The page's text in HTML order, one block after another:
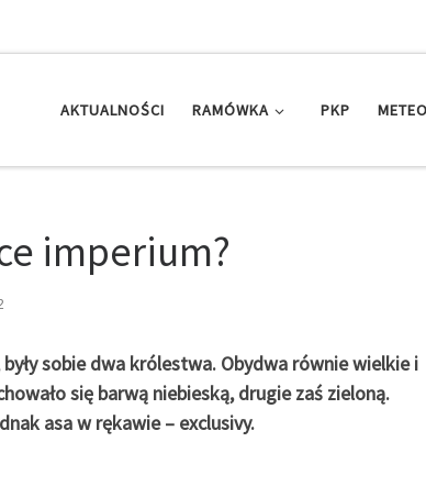
AKTUALNOŚCI RAMÓWKA PKP
imperium?
sobie dwa królestwa. Obydwa równie wielkie i
się barwą niebieską, drugie zaś zieloną.
asa w rękawie – exclusivy.